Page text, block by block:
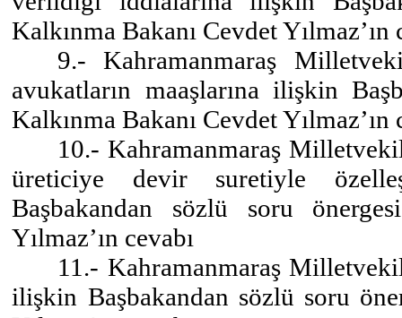
Kalkınma Bakanı Cevdet Yılmaz’ın
9.- Kahramanmaraş
avukatların maaşlarına ilişkin
Kalkınma Bakanı Cevdet Yılmaz’ın
10.- Kahramanmaraş
üreticiye devir suretiyle
Başbakandan sözlü soru
Yılmaz’ın cevabı
11.- Kahramanmaraş
ilişkin Başbakandan sözlü soru